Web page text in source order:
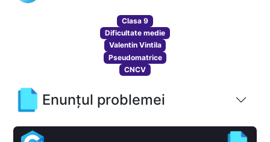
Clasa 9
Dificultate medie
Valentin Vintila
Pseudomatrice
CNCV
Enunțul problemei